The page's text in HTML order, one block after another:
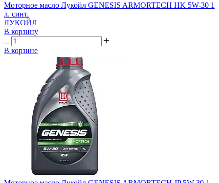
Моторное масло Лукойл GENESIS ARMORTECH HK 5W-30 1
л. синт.
ЛУКОЙЛ
В корзину
В корзине